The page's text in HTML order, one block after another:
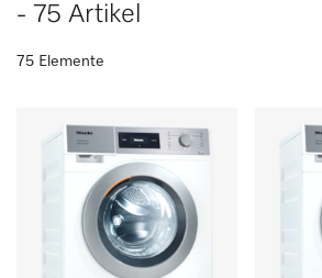
- 75 Artikel
75 Elemente